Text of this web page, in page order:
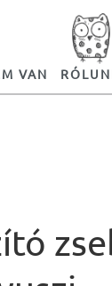
VAN